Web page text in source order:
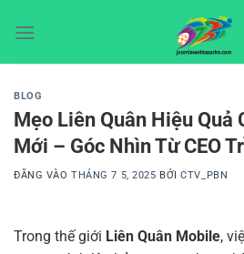
qua
BLOG
Mẹo Liên Quân Hiệu Quả
Mới – Góc Nhìn Từ CEO
ĐĂNG VÀOTHÁNG 7 5, 2025 BỞICTV_PBN
Trong thế giới Liên Quân Mobile,